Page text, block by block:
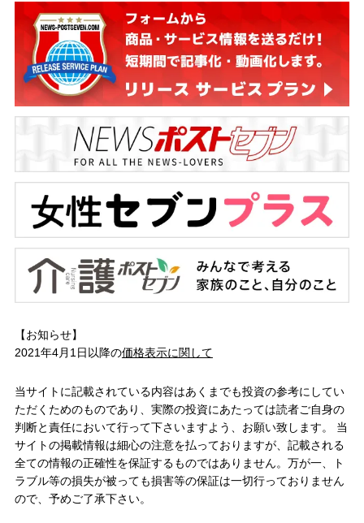
【お知らせ】
2021年4月1日以降の価格表示に関して
当サイトに記載されている内容はあくまでも投資の参考にしてい
ただくためのものであり、実際の投資にあたっては読者ご自身の
判断と責任において行って下さいますよう、お願い致します。 当
サイトの掲載情報は細心の注意を払っておりますが、記載される
全ての情報の正確性を保証するものではありません。万が一、ト
ラブル等の損失が被っても損害等の保証は一切行っておりません
ので、予めご了承下さい。